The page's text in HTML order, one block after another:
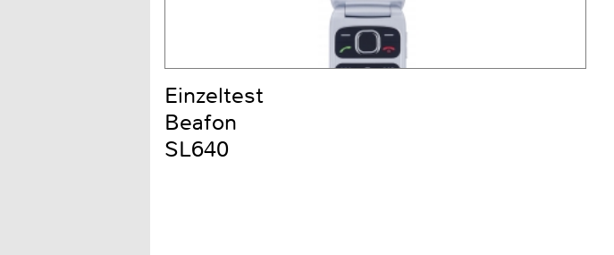
Einzeltest
Beafon
SL640